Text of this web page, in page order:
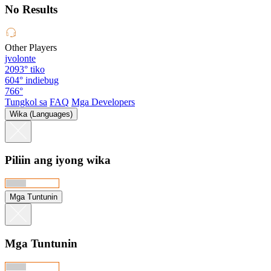
No Results
Other Players
jvolonte
2093° tiko
604° indiebug
766°
Tungkol sa FAQ Mga Developers
Wika (Languages)
Piliin ang iyong wika
Mga Tuntunin
Mga Tuntunin